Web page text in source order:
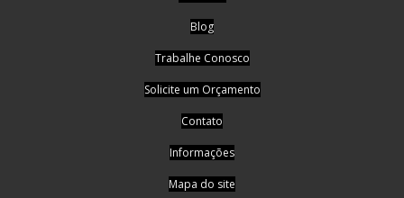
Blog
Trabalhe Conosco
Solicite um Orçamento
Contato
Informações
Mapa do site